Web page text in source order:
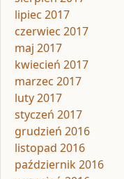
lipiec 2017
czerwiec 2017
maj 2017
kwiecień 2017
marzec 2017
luty 2017
styczeń 2017
grudzień 2016
listopad 2016
październik 2016